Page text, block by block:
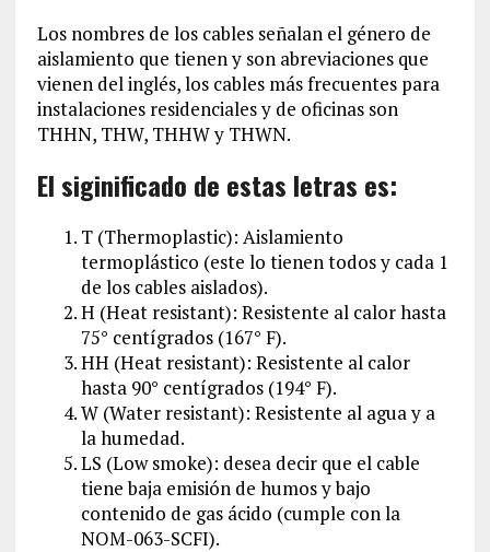
Los nombres de los cables señalan el género de
aislamiento que tienen y son abreviaciones que
vienen del inglés, los cables más frecuentes para
instalaciones residenciales y de oficinas son
THHN, THW, THHW y THWN.
El siginificado de estas letras es:
T (Thermoplastic): Aislamiento
termoplástico (este lo tienen todos y cada 1
de los cables aislados).
H (Heat resistant): Resistente al calor hasta
75° centígrados (167° F).
HH (Heat resistant): Resistente al calor
hasta 90° centígrados (194° F).
W (Water resistant): Resistente al agua y a
la humedad.
LS (Low smoke): desea decir que el cable
tiene baja emisión de humos y bajo
contenido de gas ácido (cumple con la
NOM-063-SCFI).